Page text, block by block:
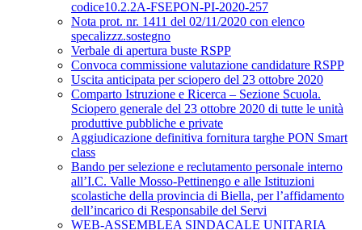
codice10.2.2A-FSEPON-PI-2020-257
Nota prot. nr. 1411 del 02/11/2020 con elenco
specalizzz.sostegno
Verbale di apertura buste RSPP
Convoca commissione valutazione candidature RSPP
Uscita anticipata per sciopero del 23 ottobre 2020
Comparto Istruzione e Ricerca – Sezione Scuola.
Sciopero generale del 23 ottobre 2020 di tutte le unità
produttive pubbliche e private
Aggiudicazione definitiva fornitura targhe PON Smart
class
Bando per selezione e reclutamento personale interno
all’I.C. Valle Mosso-Pettinengo e alle Istituzioni
scolastiche della provincia di Biella, per l’affidamento
dell’incarico di Responsabile del Servi
WEB-ASSEMBLEA SINDACALE UNITARIA